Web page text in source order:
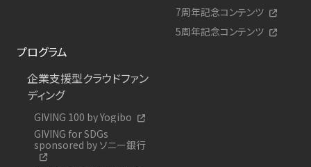
7周年記念コンテンツ
5周年記念コンテンツ
プログラム
企業支援型クラウドファン
ディング
GIVING 100 by Yogibo
GIVING for SDGs
sponsored by ソニー銀行